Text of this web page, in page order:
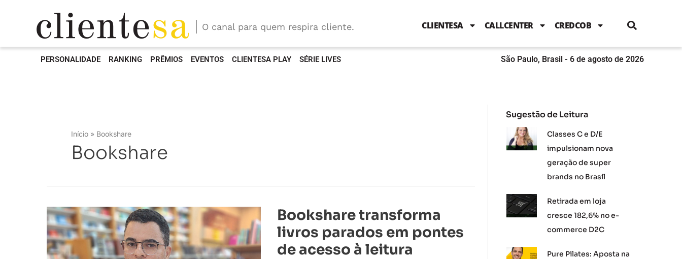
b
o
k
t
e
b
n
g
a
m
O canal para quem respira cliente. CLIENTESA CALLCENTER CREDCOB
PERSONALIDADE RANKING PRÊMIOS EVENTOS CLIENTESA PLAY SÉRIE LIVES São Paulo, Brasil - 6 de agosto de 2026
Início Bookshare
Bookshare
Bookshare transforma
livros parados em pontes
de acesso à leitura
Bookshare
transforma
livros
parados
pontes
Sugestão de Leitura
Classes C e D/E
impulsionam nova
geração de super
brands no Brasil
Retirada em loja
cresce 182,6% no e-
commerce D2C
Pure Pilates: Aposta na